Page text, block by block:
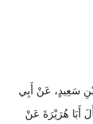
سَعِيدٍ، عَنْ أَبِي
أَبَا هُرَيْرَةَ عَنْ